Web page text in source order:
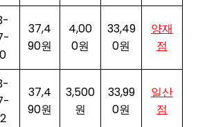
37,4
90원
4,00
0원
33,49
0원
양재
점
37,4
90원
3,500
원
33,99
0원
일산
점